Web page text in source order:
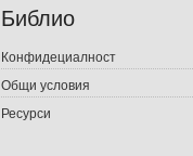
Библио
Конфидециалност
Общи условия
Ресурси